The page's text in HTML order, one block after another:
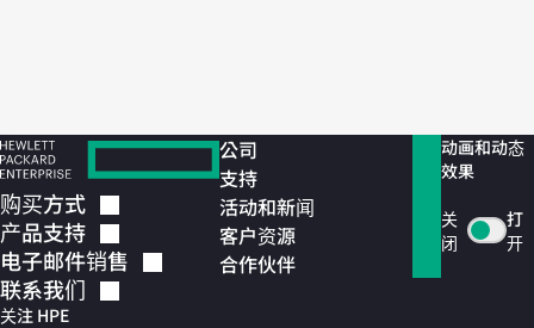
购买方式
产品支持
电子邮件销售
联系我们
关注 HPE
公司
支持
活动和新闻
客户资源
合作伙伴
动画和动态
效果
关
闭
打
开